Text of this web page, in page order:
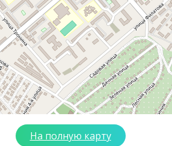
На полную карту